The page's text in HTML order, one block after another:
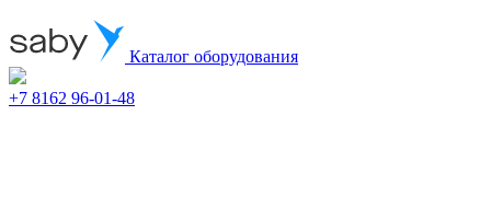
Каталог оборудования
+7 8162 96-01-48